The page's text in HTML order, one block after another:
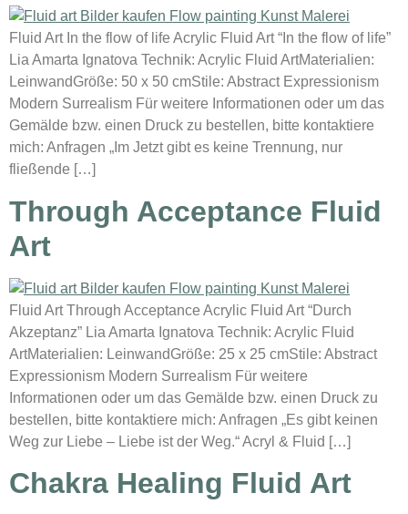
Fluid Art In the flow of life Acrylic Fluid Art “In the flow of life”
Lia Amarta Ignatova Technik: Acrylic Fluid ArtMaterialien:
LeinwandGröße: 50 x 50 cmStile: Abstract Expressionism
Modern Surrealism Für weitere Informationen oder um das
Gemälde bzw. einen Druck zu bestellen, bitte kontaktiere
mich: Anfragen „Im Jetzt gibt es keine Trennung, nur
fließende […]
Through Acceptance Fluid
Art
Fluid Art Through Acceptance Acrylic Fluid Art “Durch
Akzeptanz” Lia Amarta Ignatova Technik: Acrylic Fluid
ArtMaterialien: LeinwandGröße: 25 x 25 cmStile: Abstract
Expressionism Modern Surrealism Für weitere
Informationen oder um das Gemälde bzw. einen Druck zu
bestellen, bitte kontaktiere mich: Anfragen „Es gibt keinen
Weg zur Liebe – Liebe ist der Weg.“ Acryl & Fluid […]
Chakra Healing Fluid Art